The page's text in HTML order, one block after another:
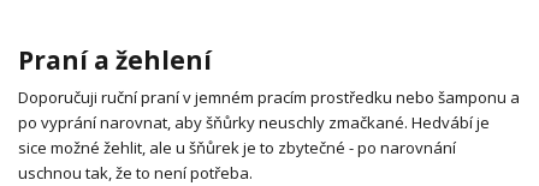
Praní a žehlení
Doporučuji ruční praní v jemném pracím prostředku nebo šamponu a
po vyprání narovnat, aby šňůrky neuschly zmačkané. Hedvábí je
sice možné žehlit, ale u šňůrek je to zbytečné - po narovnání
uschnou tak, že to není potřeba.